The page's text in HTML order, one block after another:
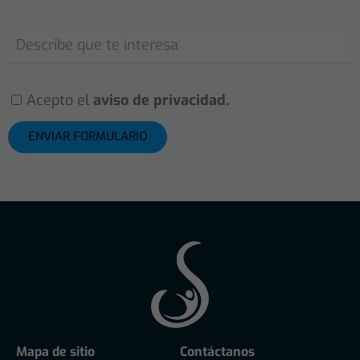
Acepto el aviso de privacidad.
ENVIAR FORMULARIO
Mapa de sitio Contáctanos